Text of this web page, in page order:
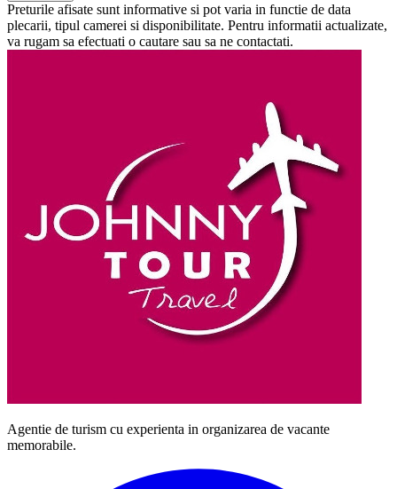
Preturile afisate sunt informative si pot varia in functie de data
plecarii, tipul camerei si disponibilitate. Pentru informatii actualizate,
va rugam sa efectuati o cautare sau sa ne contactati.
Agentie de turism cu experienta in organizarea de vacante
memorabile.